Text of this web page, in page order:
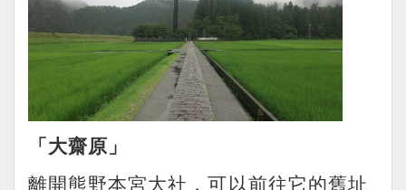
「大齋原」
離開熊野本宮大社，可以前往它的舊址